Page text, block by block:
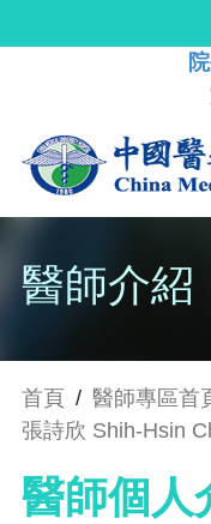
醫師介紹
首頁 / 醫師專區首
張詩欣 Shih-Hsin
醫師個人